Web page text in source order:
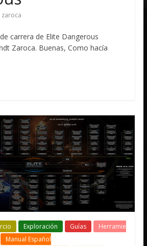
zaroca
carrera de Elite Dangerous
Zaroca. Buenas, Como hacía
Exploración Guías
Herramie
Manual Español